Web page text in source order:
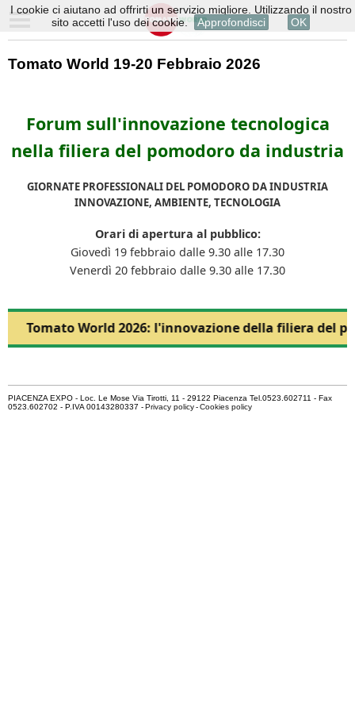
Tomato World 19-20 Febbraio 2026
Forum sull'innovazione tecnologica
nella filiera del pomodoro da industria
GIORNATE PROFESSIONALI DEL POMODORO DA INDUSTRIA
INNOVAZIONE, AMBIENTE, TECNOLOGIA
Orari di apertura al pubblico:
Giovedì 19 febbraio dalle 9.30 alle 17.30
Venerdì 20 febbraio dalle 9.30 alle 17.30
Tomato World 2026: l'innovazione della filiera del
PIACENZA EXPO - Loc. Le Mose Via Tirotti, 11 - 29122 Piacenza Tel.0523.602711 - Fax
0523.602702 - P.IVA 00143280337 -Privacy policy-Cookies policy
I cookie ci aiutano ad offrirti un servizio migliore. Utilizzando il nostro
sito accetti l'uso dei cookie.
Approfondisci OK